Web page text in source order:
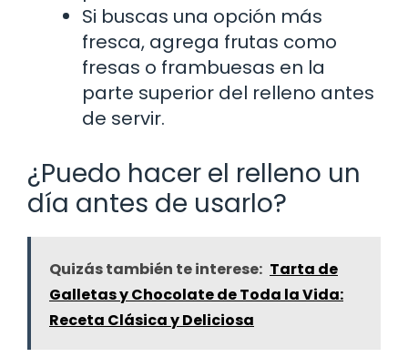
Si buscas una opción más
fresca, agrega frutas como
fresas o frambuesas en la
parte superior del relleno antes
de servir.
¿Puedo hacer el relleno un
día antes de usarlo?
Quizás también te interese: Tarta de
Galletas y Chocolate de Toda la Vida:
Receta Clásica y Deliciosa